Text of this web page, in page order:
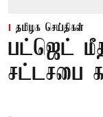
தமிழக செய்திகள்
பட்ஜெட்
சட்டசபை